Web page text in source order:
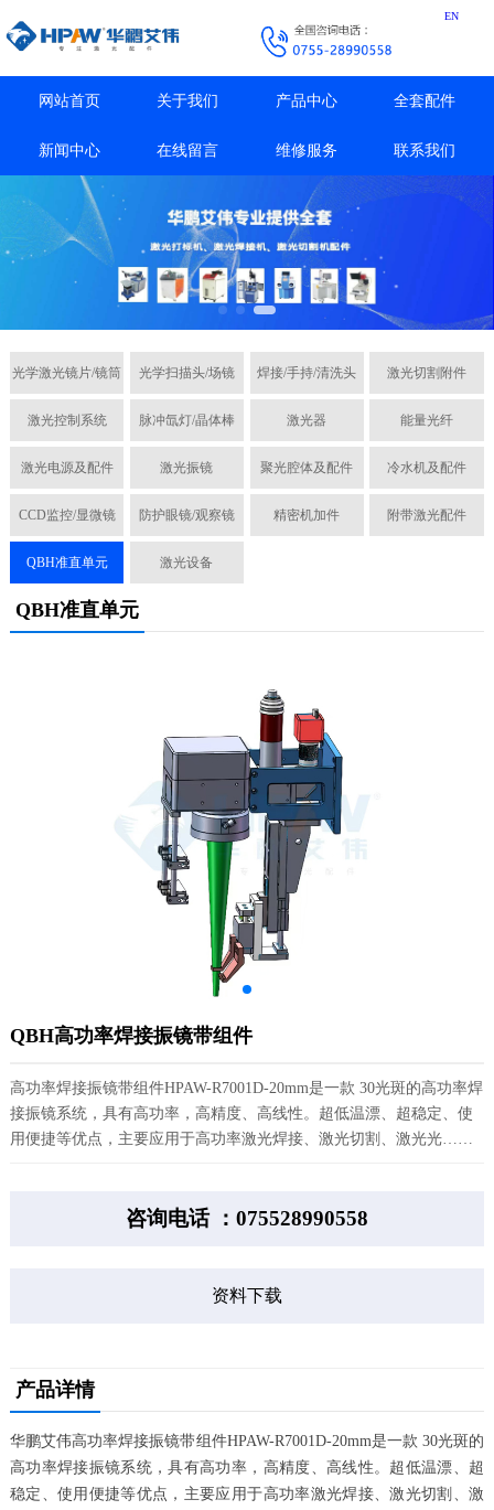
EN
网站首页 关于我们 产品中心 全套配件
新闻中心 在线留言 维修服务 联系我们
光学激光镜片/镜筒 光学扫描头/场镜 焊接/手持/清洗头 激光切割附件
激光控制系统 脉冲氙灯/晶体棒 激光器 能量光纤
激光电源及配件 激光振镜 聚光腔体及配件 冷水机及配件
CCD监控/显微镜 防护眼镜/观察镜 精密机加件 附带激光配件
QBH准直单元 激光设备
QBH准直单元
QBH高功率焊接振镜带组件
高功率焊接振镜带组件HPAW-R7001D-20mm是一款 30光斑的高功率焊
接振镜系统，具有高功率，高精度、高线性。超低温漂、超稳定、使
用便捷等优点，主要应用于高功率激光焊接、激光切割、激光光……
咨询电话 ：075528990558
资料下载
产品详情
华鹏艾伟高功率焊接振镜带组件HPAW-R7001D-20mm是一款 30光斑的
高功率焊接振镜系统，具有高功率，高精度、高线性。超低温漂、超
稳定、使用便捷等优点，主要应用于高功率激光焊接、激光切割、激